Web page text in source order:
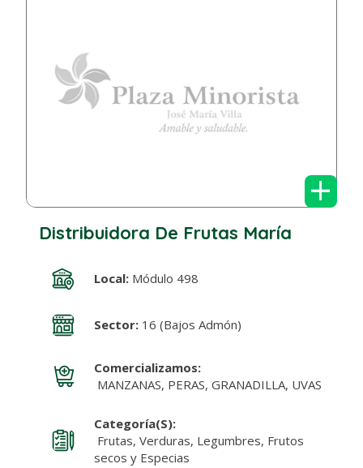
+
Distribuidora De Frutas María
Local:Módulo 498
Sector:16 (Bajos Admón)
Comercializamos:
MANZANAS, PERAS, GRANADILLA, UVAS
Categoría(s):
Frutas, Verduras, Legumbres, Frutos
secos y Especias